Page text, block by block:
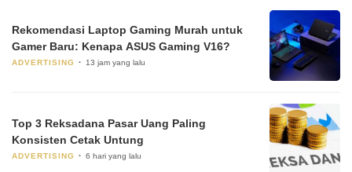
Rekomendasi Laptop Gaming Murah untuk
Gamer Baru: Kenapa ASUS Gaming V16?
ADVERTISING 13 jam yang lalu
Top 3 Reksadana Pasar Uang Paling
Konsisten Cetak Untung
ADVERTISING 6 hari yang lalu